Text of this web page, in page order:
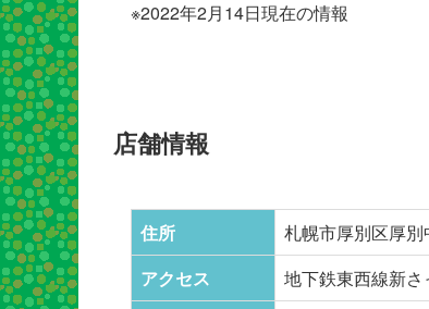
※2022年2月14日現在の情報
店舗情報
住所
札幌市厚別区厚
アクセス
地下鉄東西線新